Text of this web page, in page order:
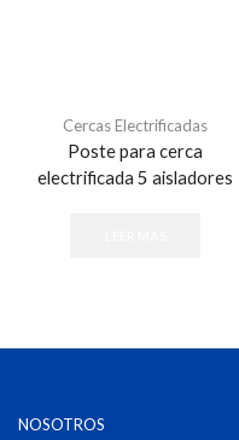
Cercas Electrificadas
Poste para cerca
electrificada 5 aisladores
NOSOTROS